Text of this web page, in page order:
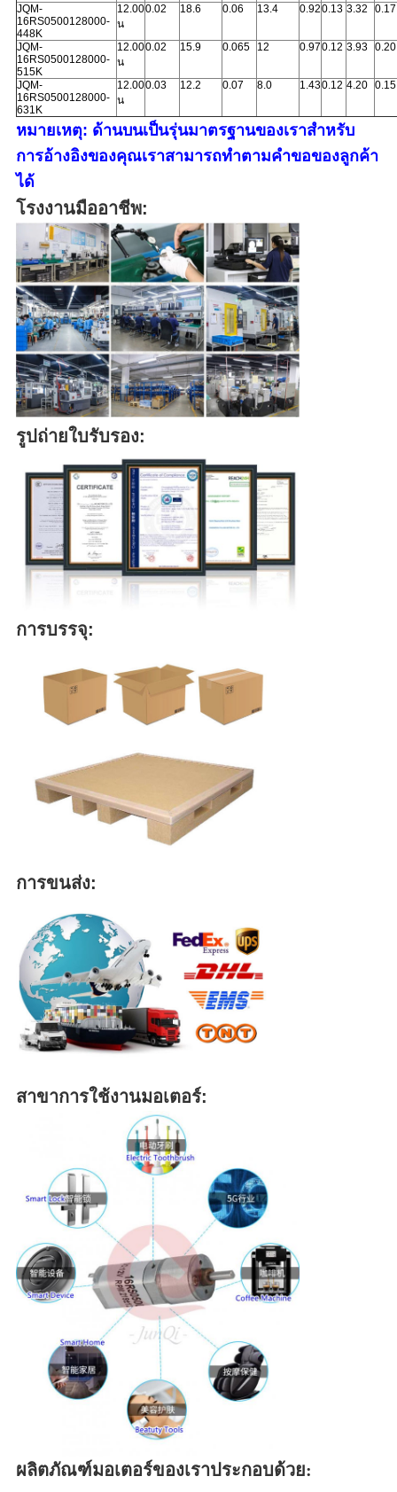
JQM-
16RS0500128000-
448K
12.00
น
0.02 18.6 0.06 13.4 0.920.13 3.32 0.17
JQM-
16RS0500128000-
515K
12.00
น
0.02 15.9 0.065 12 0.970.12 3.93 0.20
JQM-
16RS0500128000-
631K
12.00
น
0.03 12.2 0.07 8.0 1.430.12 4.20 0.15
หมายเหตุ: ด้านบนเป็นรุ่นมาตรฐานของเราสำหรับ
การอ้างอิงของคุณเราสามารถทำตามคำขอของลูกค้า
ได้
โรงงานมืออาชีพ:
รูปถ่ายใบรับรอง:
การบรรจุ:
การขนส่ง:
สาขาการใช้งานมอเตอร์:
ผลิตภัณฑ์มอเตอร์ของเราประกอบด้วย: